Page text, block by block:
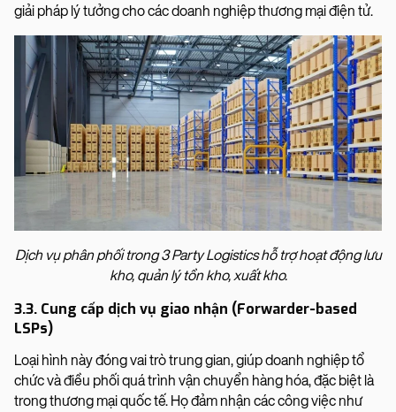
giải pháp lý tưởng cho các doanh nghiệp thương mại điện tử.
Dịch vụ phân phối trong 3 Party Logistics hỗ trợ hoạt động lưu
kho, quản lý tồn kho, xuất kho.
3.3. Cung cấp dịch vụ giao nhận (Forwarder-based
LSPs)
Loại hình này đóng vai trò trung gian, giúp doanh nghiệp tổ
chức và điều phối quá trình vận chuyển hàng hóa, đặc biệt là
trong thương mại quốc tế. Họ đảm nhận các công việc như